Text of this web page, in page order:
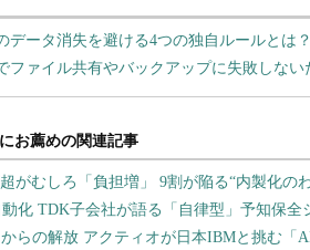
データ消失を避ける4つの独自ルールとは？
ファイル共有やバックアップに失敗しない